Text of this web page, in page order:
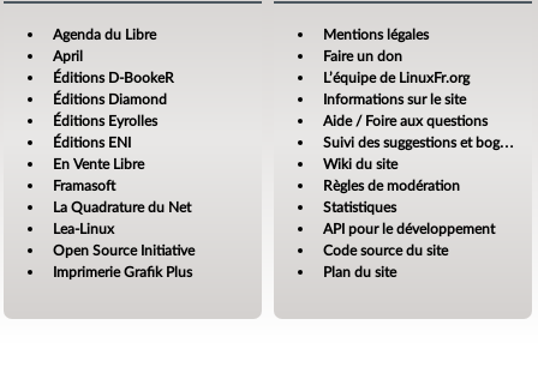
Agenda du Libre
April
Éditions D-BookeR
Éditions Diamond
Éditions Eyrolles
Éditions ENI
En Vente Libre
Framasoft
La Quadrature du Net
Lea-Linux
Open Source Initiative
Imprimerie Grafik Plus
Mentions légales
Faire un don
L’équipe de LinuxFr.org
Informations sur le site
Aide / Foire aux questions
Suivi des suggestions et bogues
Wiki du site
Règles de modération
Statistiques
API pour le développement
Code source du site
Plan du site